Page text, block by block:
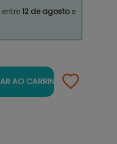
entre12 de agostoe
AO CARRINHO